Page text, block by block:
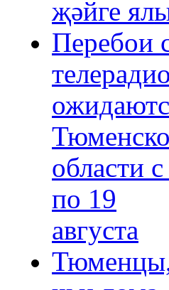
җәйге
Перебои
области
по 19
августа